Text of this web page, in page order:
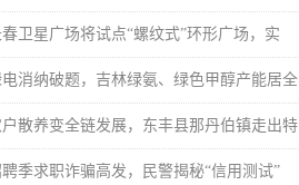
卫星广场将试点“螺纹式”环形广场，实
消纳破题，吉林绿氨、绿色甲醇产能居全
散养变全链发展，东丰县那丹伯镇走出特
季求职诈骗高发，民警揭秘“信用测试”